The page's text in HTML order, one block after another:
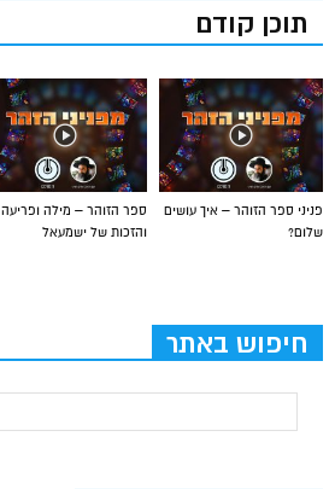
תוכן קודם
ספר הזוהר – מילה ופריעה
והזכות של ישמעאל
פניני ספר הזוהר – איך עושים
שלום?
חיפוש באתר